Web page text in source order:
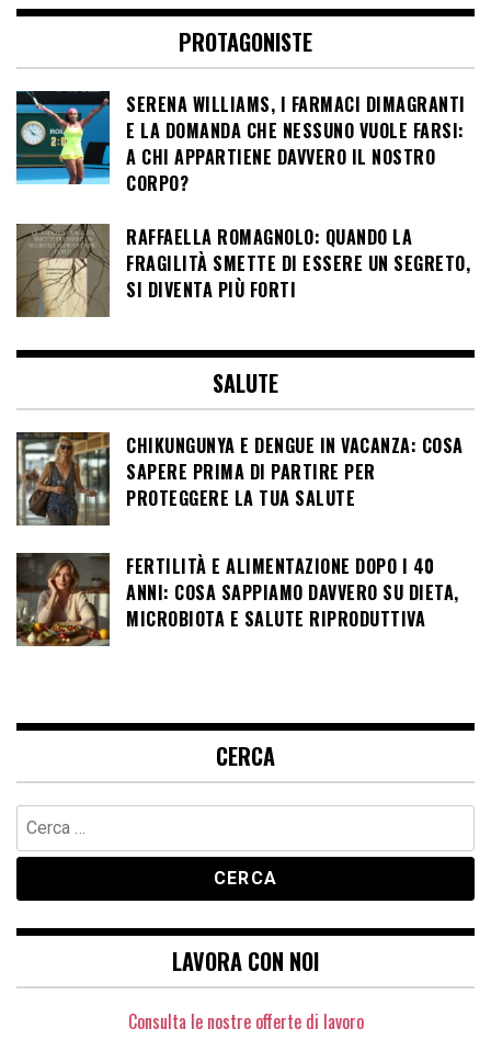
PROTAGONISTE
SERENA WILLIAMS, I FARMACI DIMAGRANTI
E LA DOMANDA CHE NESSUNO VUOLE FARSI:
A CHI APPARTIENE DAVVERO IL NOSTRO
CORPO?
RAFFAELLA ROMAGNOLO: QUANDO LA
FRAGILITÀ SMETTE DI ESSERE UN SEGRETO,
SI DIVENTA PIÙ FORTI
SALUTE
CHIKUNGUNYA E DENGUE IN VACANZA: COSA
SAPERE PRIMA DI PARTIRE PER
PROTEGGERE LA TUA SALUTE
FERTILITÀ E ALIMENTAZIONE DOPO I 40
ANNI: COSA SAPPIAMO DAVVERO SU DIETA,
MICROBIOTA E SALUTE RIPRODUTTIVA
CERCA
Ricerca
per:
LAVORA CON NOI
Consulta le nostre offerte di lavoro